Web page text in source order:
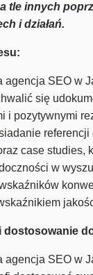
tle innych
i działań.
agencja SEO w
się
i pozytywnymi
case studies,
w
dostosowanie
agencja SEO w